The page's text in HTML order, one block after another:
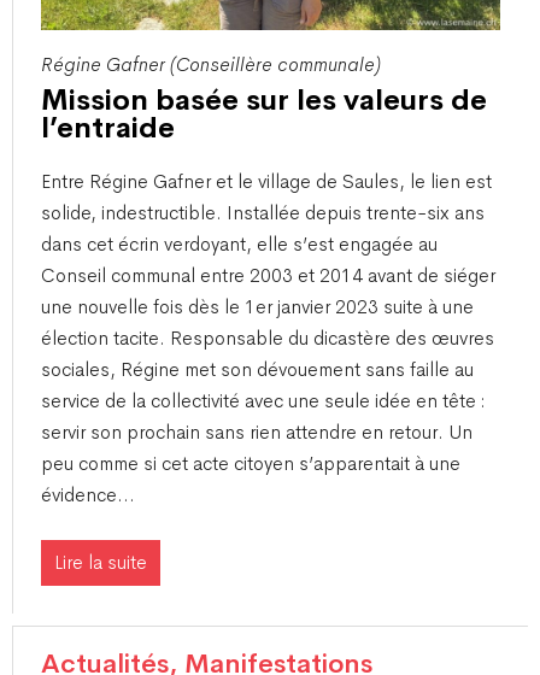
Régine Gafner (Conseillère communale)
Mission basée sur les valeurs de
l’entraide
​Entre Régine Gafner et le village de Saules, le lien est
solide, indestructible. Installée depuis trente-six ans
dans cet écrin verdoyant, elle s’est engagée au
Conseil communal entre 2003 et 2014 avant de siéger
une nouvelle fois dès le 1er janvier 2023 suite à une
élection tacite. Responsable du dicastère des œuvres
sociales, Régine met son dévouement sans faille au
service de la collectivité avec une seule idée en tête :
servir son prochain sans rien attendre en retour. Un
peu comme si cet acte citoyen s’apparentait à une
évidence…
Lire la suite
Actualités, Manifestations